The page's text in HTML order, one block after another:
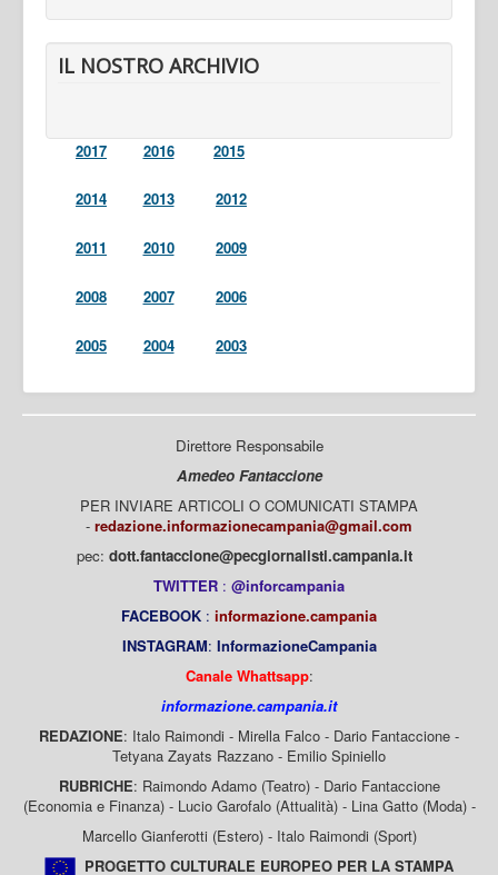
IL NOSTRO ARCHIVIO
2017 2016 2015
2014 2013 2012
2011 2010 2009
2008 2007 2006
2005 2004 2003
Direttore Responsabile
Amedeo Fantaccione
PER INVIARE ARTICOLI O COMUNICATI STAMPA
- redazione.informazionecampania@gmail.com
pec: dott.fantaccione@pecgiornalisti.campania.it
TWITTER : @inforcampania
FACEBOOK : informazione.campania
INSTAGRAM: InformazioneCampania
Canale Whattsapp:
informazione.campania.it
REDAZIONE: Italo Raimondi - Mirella Falco - Dario Fantaccione -
Tetyana Zayats Razzano - Emilio Spiniello
RUBRICHE: Raimondo Adamo (Teatro) - Dario Fantaccione
(Economia e Finanza) - Lucio Garofalo (Attualità) - Lina Gatto (Moda) -
Marcello Gianferotti (Estero) - Italo Raimondi (Sport)
PROGETTO CULTURALE EUROPEO PER LA STAMPA